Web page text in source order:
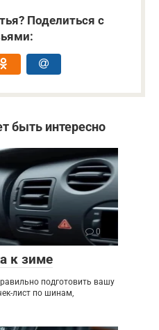
Поделиться с
быть интересно
0
к зиме
подготовить вашу
лист по шинам,